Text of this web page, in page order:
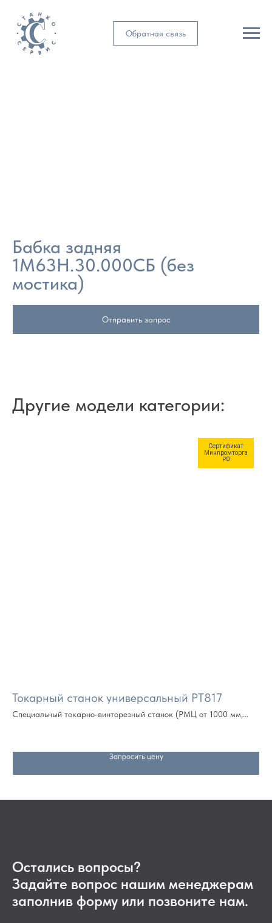
Обратная связь
Бабка задняя
1М63Н.30.000СБ (без
мостика)
Отправить запрос
Другие модели категории:
Сертификат
Минпромторга
РФ
Токарный станок универсальный РТ817
Специальный токарно-винторезный станок (РМЦ от 1000 мм,
Запросить цену
Остались вопросы?
Задайте вопрос нашим менеджерам
заполнив форму или позвоните нам.